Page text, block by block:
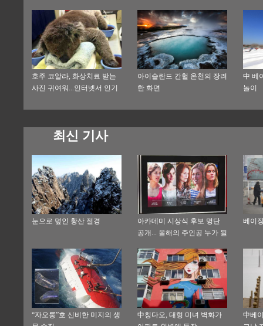
호주 코알라, 화상치료 받는
사진 귀여워...인터넷서 인기
아이슬란드 간헐 온천의 장려
한 화면
中 베
놀이
최신 기사
눈으로 덮인 황산 절경
아카데미 시상식 후보 명단
공개... 올해의 주인공 누가 될
베이
“자오룽”호 신비한 미지의 생
中칭다오, 대형 미녀 벽화가
中베